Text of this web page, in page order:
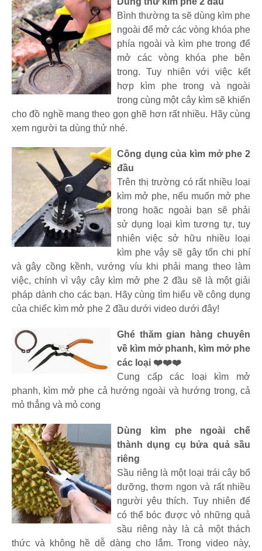
Bình thường ta sẽ dùng kìm phe
ngoài để mở các vòng khóa phe
phía ngoài và kìm phe trong để
mở các vòng khóa phe bên
trong. Tuy nhiên với việc kết
hợp kìm phe trong và ngoài
trong cùng một cây kìm sẽ khiến
cho đồ nghề mang theo gọn ghẽ hơn rất nhiều. Hãy cùng
xem người ta dùng thử nhé.
Công dụng của kìm mở phe 2
đầu
Trên thị trường có rất nhiều loại
kìm mở phe, nếu muốn mở phe
trong hoặc ngoài bạn sẽ phải
sử dụng loại kìm tương tự, tuy
nhiên việc sở hữu nhiều loại
kìm phe vậy sẽ gây tốn chi phí
và gây cồng kềnh, vướng víu khi phải mang theo làm
việc, chính vì vậy cây kìm mở phe 2 đầu sẽ là một giải
pháp dành cho các bạn. Hãy cùng tìm hiểu về công dụng
của chiếc kìm mở phe 2 đầu dưới video dưới đây!
Ghé thăm gian hàng chuyên
về kìm mở phanh, kìm mở phe
các loại ❤️❤️❤️
Cung cấp các loại kìm mở
phanh, kìm mở phe cả hướng ngoài và hướng trong, cả
mỏ thẳng và mỏ cong
Dùng kìm phe ngoài chế
thành dụng cụ bửa quả sầu
riêng
Sầu riêng là một loại trái cây bổ
dưỡng, thơm ngon và rất nhiều
người yêu thích. Tuy nhiên để
có thể bóc được vỏ những quả
sầu riêng này là cả một thách
thức và không hề dễ dàng cho lắm. Trong video này,